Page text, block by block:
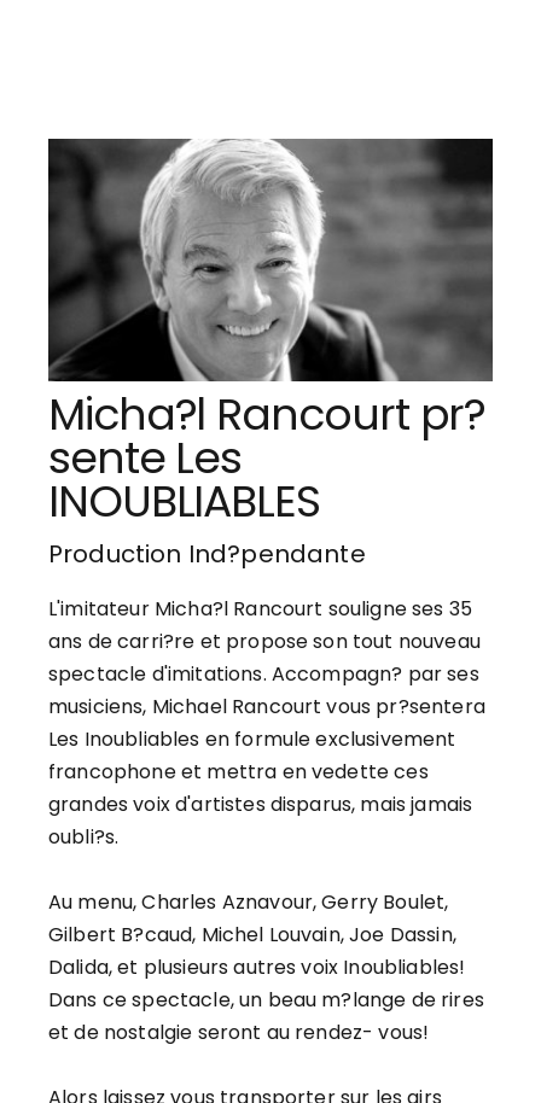
Micha?l Rancourt pr?
sente Les
INOUBLIABLES
Production Ind?pendante
L'imitateur Micha?l Rancourt souligne ses 35
ans de carri?re et propose son tout nouveau
spectacle d'imitations. Accompagn? par ses
musiciens, Michael Rancourt vous pr?sentera
Les Inoubliables en formule exclusivement
francophone et mettra en vedette ces
grandes voix d'artistes disparus, mais jamais
oubli?s.
Au menu, Charles Aznavour, Gerry Boulet,
Gilbert B?caud, Michel Louvain, Joe Dassin,
Dalida, et plusieurs autres voix Inoubliables!
Dans ce spectacle, un beau m?lange de rires
et de nostalgie seront au rendez- vous!